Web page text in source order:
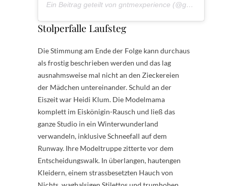
Ein Beitrag geteilt von gntmexperience (@gntmexperience)
Stolperfalle Laufsteg
Die Stimmung am Ende der Folge kann durchaus
als frostig beschrieben werden und das lag
ausnahmsweise mal nicht an den Zieckereien
der Mädchen untereinander. Schuld an der
Eiszeit war Heidi Klum. Die Modelmama
komplett im Eiskönigin-Rausch und ließ das
ganze Studio in ein Winterwunderland
verwandeln, inklusive Schneefall auf dem
Runway. Ihre Modeltruppe zitterte vor dem
Entscheidungswalk. In überlangen, hautengen
Kleidern, einem strassbesetzten Hauch von